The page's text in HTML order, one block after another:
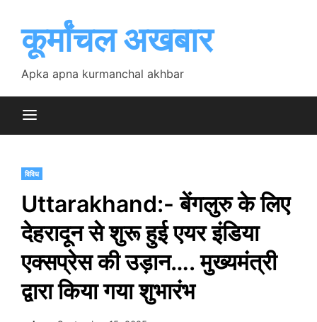
contentकूर्मांचल अखबार
Apka apna kurmanchal akhbar
विविध
Uttarakhand:- बेंगलुरु के लिए
देहरादून से शुरू हुई एयर इंडिया
एक्सप्रेस की उड़ान…. मुख्यमंत्री
द्वारा किया गया शुभारंभ